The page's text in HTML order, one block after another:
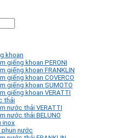
khoan
giếng khoan PERONI
giếng khoan FRANKLIN
giếng khoan COVERCO
giếng khoan SUMOTO
giếng khoan VERATTI
thải
nước thải VERATTI
nước thải BELUNO
inox
phun nước